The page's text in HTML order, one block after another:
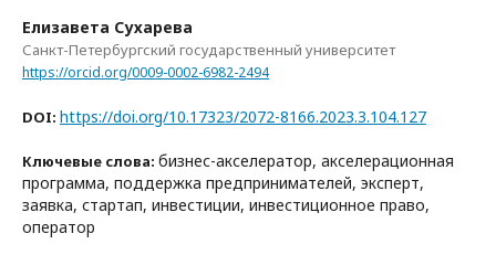
Елизавета Сухарева
Санкт-Петербургский государственный университет
https://orcid.org/0009-0002-6982-2494
DOI: https://doi.org/10.17323/2072-8166.2023.3.104.127
Ключевые слова: бизнес-акселератор, акселерационная
программа, поддержка предпринимателей, эксперт,
заявка, стартап, инвестиции, инвестиционное право,
оператор